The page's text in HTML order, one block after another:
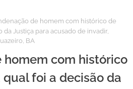
de homem com histórico de
da Justiça para acusado de invadir,
BA
homem com histórico
foi a decisão da